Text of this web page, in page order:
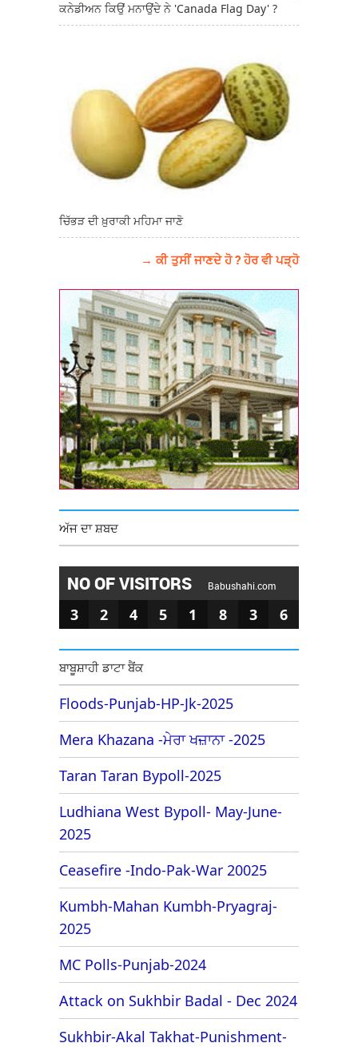
ਕਨੇਡੀਅਨ ਕਿਉਂ ਮਨਾਉਂਦੇ ਨੇ 'Canada Flag Day' ?
ਚਿੱਭੜ ਦੀ ਖ਼ੁਰਾਕੀ ਮਹਿਮਾ ਜਾਣੋ
→ ਕੀ ਤੁਸੀਂ ਜਾਣਦੇ ਹੋ ? ਹੋਰ ਵੀ ਪੜ੍ਹੋ
ਅੱਜ ਦਾ ਸ਼ਬਦ
NO OF VISITORS Babushahi.com
3 2 4 5 1 8 3 6
ਬਾਬੂਸ਼ਾਹੀ ਡਾਟਾ ਬੈਂਕ
Floods-Punjab-HP-Jk-2025
Mera Khazana -ਮੇਰਾ ਖਜ਼ਾਨਾ -2025
Taran Taran Bypoll-2025
Ludhiana West Bypoll- May-June-
2025
Ceasefire -Indo-Pak-War 20025
Kumbh-Mahan Kumbh-Pryagraj-
2025
MC Polls-Punjab-2024
Attack on Sukhbir Badal - Dec 2024
Sukhbir-Akal Takhat-Punishment-